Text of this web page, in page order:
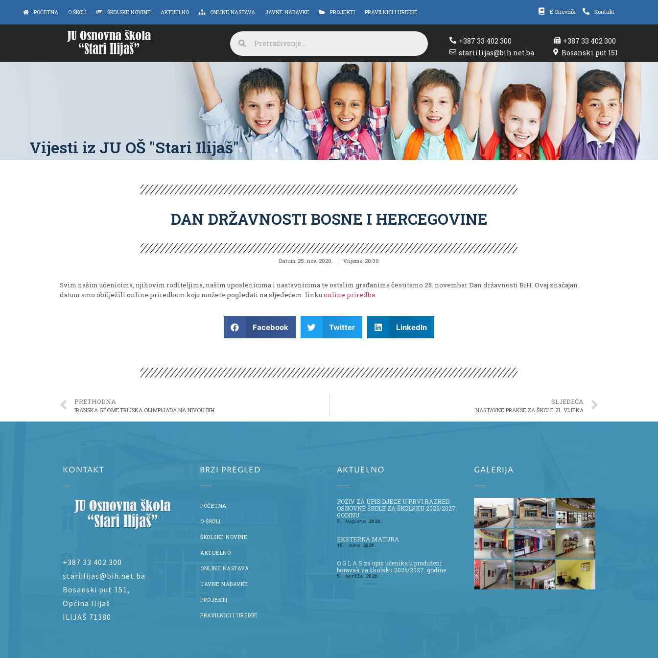
POČETNA O ŠKOLI ŠKOLSKE NOVINE AKTUELNO ONLINE NASTAVA JAVNE NABAVKE PROJEKTI PRAVILNICI I UREDBE E-Dnevnik Kontakt
+387 33 402 300
+387 33 402 300
stariilijas@bih.net.ba
Bosanski put 151
Vijesti iz JU OŠ "Stari Ilijaš"
DAN DRŽAVNOSTI BOSNE I HERCEGOVINE
Datum: 25. nov. 2020. Vrijeme: 20:30
Svim našim učenicima, njihovim roditeljima, našim uposlenicima i nastavnicima te ostalim građanima čestitamo 25. novembar Dan državnosti BiH. Ovaj značajan
datum smo obilježili online priredbom kojumožete pogledati na sljedećem linkuonline priredba
Facebook Twitter LinkedIn
PRETHODNA
IRANSKA GEOMETRIJSKA OLIMPIJADA NA NIVOU BIH
SLJEDEĆA
NASTAVNE PRAKSE ZA ŠKOLE 21. VIJEKA
KONTAKT
+387 33 402 300
stariilijas@bih.net.ba
Bosanski put 151,
Općina Ilijaš
ILIJAŠ 71380
BRZI PREGLED
POČETNA
O ŠKOLI
ŠKOLSKE NOVINE
AKTUELNO
ONLINE NASTAVA
JAVNE NABAVKE
PROJEKTI
PRAVILNICI I UREDBE
AKTUELNO
POZIV ZA UPIS DJECE U PRVI RAZRED
OSNOVNE ŠKOLE ZA ŠKOLSKU 2026/2027.
GODINU
5. Augusta 2026.
EKSTERNA MATURA
15. Juna 2026.
O G L A S za upis učenika u produženi
boravak za školsku 2026/2027. godine
5. Aprila 2026.
GALERIJA